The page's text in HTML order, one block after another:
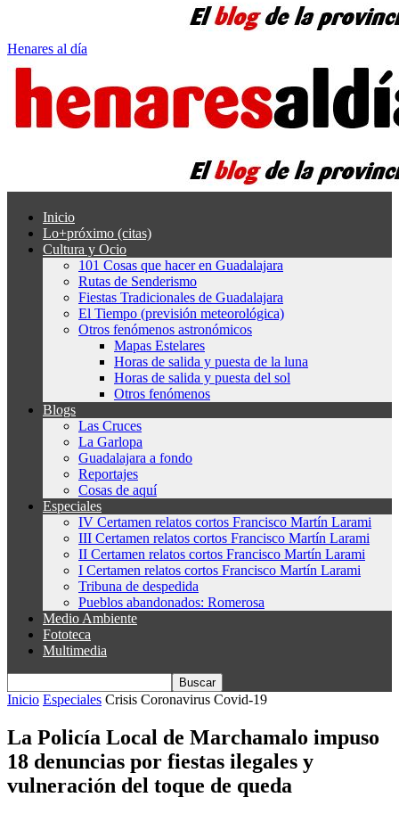
Henares al día
Inicio
Lo+próximo (citas)
Cultura y Ocio
101 Cosas que hacer en Guadalajara
Rutas de Senderismo
Fiestas Tradicionales de Guadalajara
El Tiempo (previsión meteorológica)
Otros fenómenos astronómicos
Mapas Estelares
Horas de salida y puesta de la luna
Horas de salida y puesta del sol
Otros fenómenos
Blogs
Las Cruces
La Garlopa
Guadalajara a fondo
Reportajes
Cosas de aquí
Especiales
IV Certamen relatos cortos Francisco Martín Larami
III Certamen relatos cortos Francisco Martín Larami
II Certamen relatos cortos Francisco Martín Larami
I Certamen relatos cortos Francisco Martín Larami
Tribuna de despedida
Pueblos abandonados: Romerosa
Medio Ambiente
Fototeca
Multimedia
Inicio Especiales Crisis Coronavirus Covid-19
La Policía Local de Marchamalo impuso
18 denuncias por fiestas ilegales y
vulneración del toque de queda